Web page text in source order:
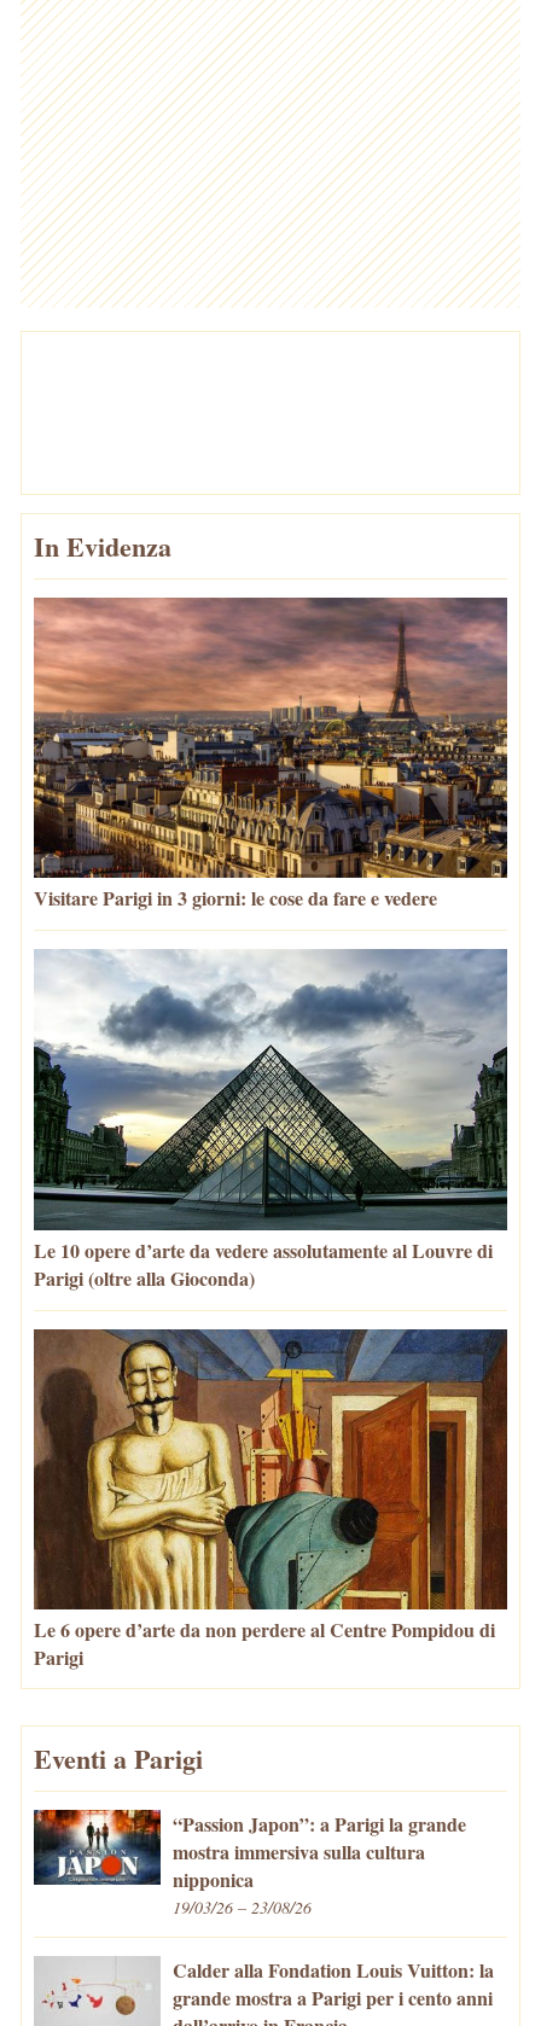
In Evidenza
Visitare Parigi in 3 giorni: le cose da fare e vedere
Le 10 opere d’arte da vedere assolutamente al Louvre di
Parigi (oltre alla Gioconda)
Le 6 opere d’arte da non perdere al Centre Pompidou di
Parigi
Eventi a Parigi
“Passion Japon”: a Parigi la grande
mostra immersiva sulla cultura
nipponica
19/03/26 – 23/08/26
Calder alla Fondation Louis Vuitton: la
grande mostra a Parigi per i cento anni